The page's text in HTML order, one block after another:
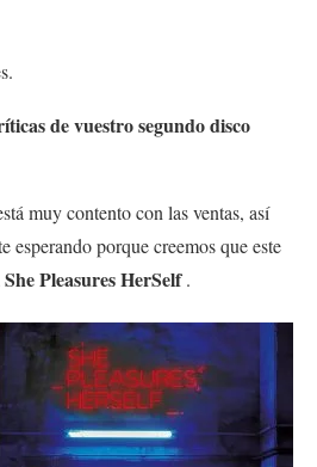
de vuestro segundo disco
muy contento con las ventas, así
esperando porque creemos que este
She Pleasures HerSelf.